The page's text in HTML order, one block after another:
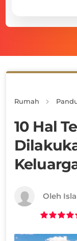
Rumah
10 Hal
Oleh